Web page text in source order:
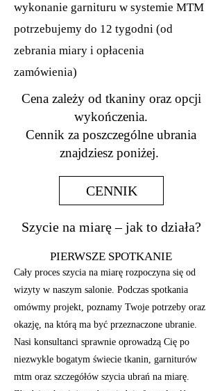
wykonanie garnituru w systemie MTM
potrzebujemy do 12 tygodni (od
zebrania miary i opłacenia
zamówienia)
Cena zależy od tkaniny oraz opcji
wykończenia.
Cennik za poszczególne ubrania
znajdziesz poniżej.
CENNIK
Szycie na miarę – jak to działa?
PIERWSZE SPOTKANIE
Cały proces szycia na miarę rozpoczyna się od
wizyty w naszym salonie. Podczas spotkania
omówmy projekt, poznamy Twoje potrzeby oraz
okazję, na którą ma być przeznaczone ubranie.
Nasi konsultanci sprawnie oprowadzą Cię po
niezwykle bogatym świecie tkanin, garniturów
mtm oraz szczegółów szycia ubrań na miarę.